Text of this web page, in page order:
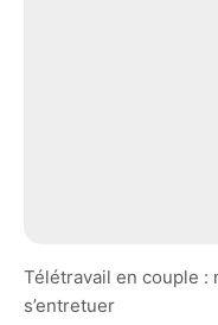
Télétravail en couple :
s’entretuer